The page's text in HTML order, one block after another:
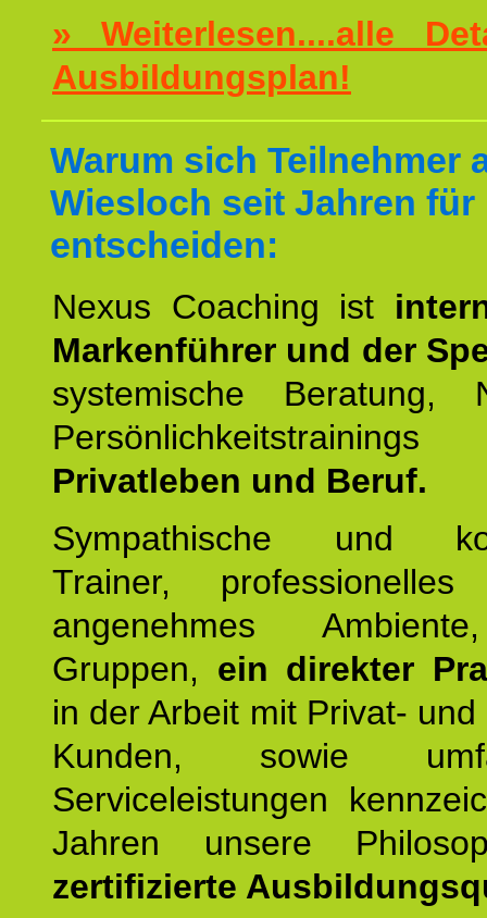
» Weiterlesen....alle
Ausbildungsplan!
Warum sich Teilnehmer
Wiesloch seit Jahren für
entscheiden:
Nexus Coaching ist
Markenführer und der
systemische Beratung,
Privatleben und Beruf.
Sympathische und
Trainer, professionelles
angenehmes
Gruppen, ein direkter
in der Arbeit mit Privat-
Kunden, sowie
Serviceleistungen
Jahren unsere
zertifizierte